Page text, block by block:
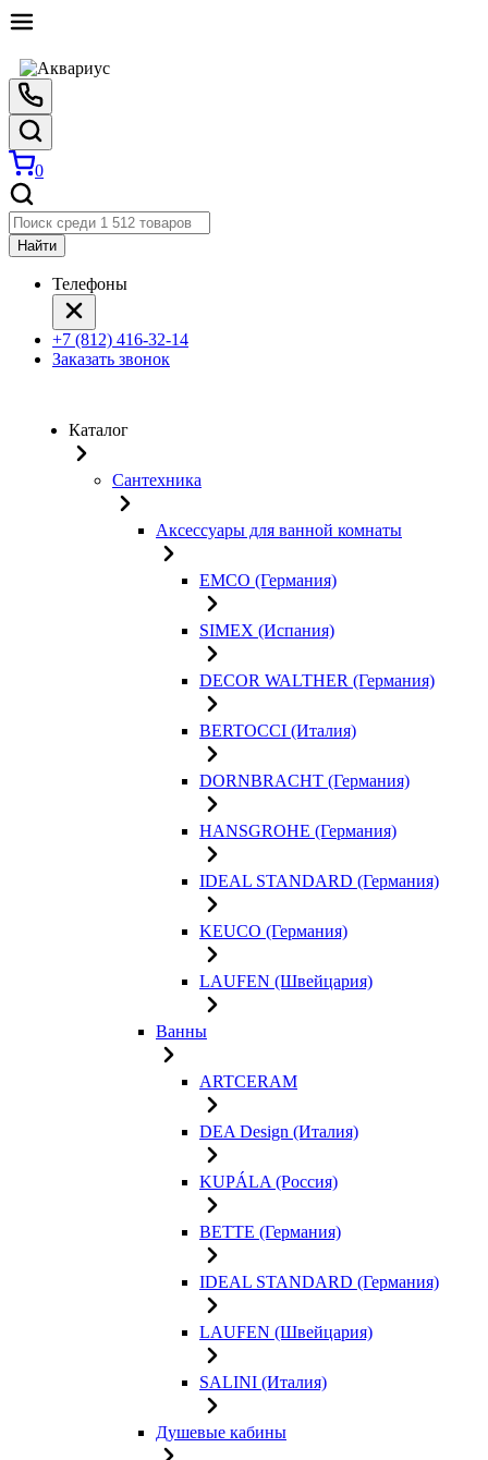
0
Найти
Телефоны
+7 (812) 416-32-14
Заказать звонок
Каталог
Сантехника
Аксессуары для ванной комнаты
EMCO (Германия)
SIMEX (Испания)
DECOR WALTHER (Германия)
BERTOCCI (Италия)
DORNBRACHT (Германия)
HANSGROHE (Германия)
IDEAL STANDARD (Германия)
KEUCO (Германия)
LAUFEN (Швейцария)
Ванны
ARTCERAM
DEA Design (Италия)
KUPÁLA (Россия)
BETTE (Германия)
IDEAL STANDARD (Германия)
LAUFEN (Швейцария)
SALINI (Италия)
Душевые кабины